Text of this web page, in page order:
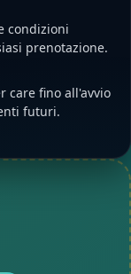
condizioni
prenotazione.
care fino all'avvio
futuri.